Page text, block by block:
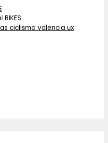
ciclismo valencia ux